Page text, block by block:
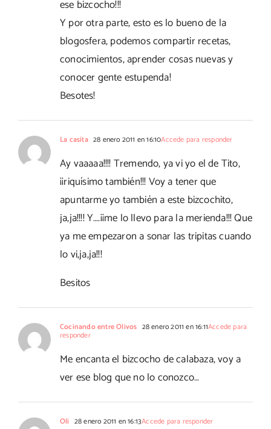
ese bizcocho!!!
Y por otra parte, esto es lo bueno de la
blogosfera, podemos compartir recetas,
conocimientos, aprender cosas nuevas y
conocer gente estupenda!
Besotes!
La casita 28 enero 2011 en 16:10Accede para responder
Ay vaaaaa!!!! Tremendo, ya vi yo el de Tito,
¡¡riquísimo también!!! Voy a tener que
apuntarme yo también a este bizcochito,
ja,ja!!!! Y….¡¡me lo llevo para la merienda!!! Que
ya me empezaron a sonar las tripitas cuando
lo vi,ja,ja!!!
Besitos
Cocinando entre Olivos 28 enero 2011 en 16:11Accede para
responder
Me encanta el bizcocho de calabaza, voy a
ver ese blog que no lo conozco…
Oli 28 enero 2011 en 16:13Accede para responder